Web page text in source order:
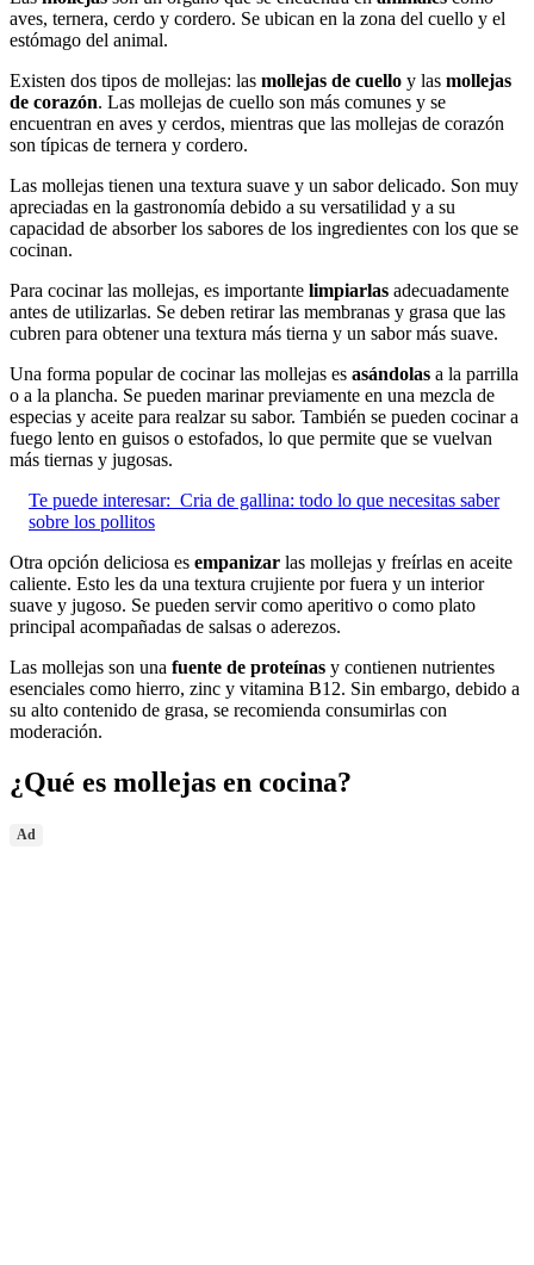
aves, ternera, cerdo y cordero. Se ubican en la zona del cuello y el
estómago del animal.
Existen dos tipos de mollejas: las mollejas de cuello y las mollejas
de corazón. Las mollejas de cuello son más comunes y se
encuentran en aves y cerdos, mientras que las mollejas de corazón
son típicas de ternera y cordero.
Las mollejas tienen una textura suave y un sabor delicado. Son muy
apreciadas en la gastronomía debido a su versatilidad y a su
capacidad de absorber los sabores de los ingredientes con los que se
cocinan.
Para cocinar las mollejas, es importante limpiarlas adecuadamente
antes de utilizarlas. Se deben retirar las membranas y grasa que las
cubren para obtener una textura más tierna y un sabor más suave.
Una forma popular de cocinar las mollejas es asándolas a la parrilla
o a la plancha. Se pueden marinar previamente en una mezcla de
especias y aceite para realzar su sabor. También se pueden cocinar a
fuego lento en guisos o estofados, lo que permite que se vuelvan
más tiernas y jugosas.
Te puede interesar: Cria de gallina: todo lo que necesitas saber
sobre los pollitos
Otra opción deliciosa es empanizar las mollejas y freírlas en aceite
caliente. Esto les da una textura crujiente por fuera y un interior
suave y jugoso. Se pueden servir como aperitivo o como plato
principal acompañadas de salsas o aderezos.
Las mollejas son una fuente de proteínas y contienen nutrientes
esenciales como hierro, zinc y vitamina B12. Sin embargo, debido a
su alto contenido de grasa, se recomienda consumirlas con
moderación.
¿Qué es mollejas en cocina?
Ad